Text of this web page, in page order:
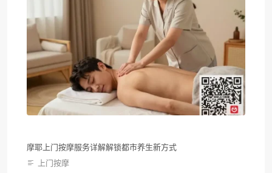
摩耶上门按摩服务详解解锁都市养生新方式
上门按摩